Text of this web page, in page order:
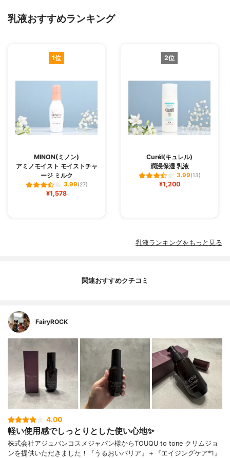
乳液おすすめランキング
1位
MINON(ミノン)
アミノモイスト モイストチャ
ージ ミルク
3.99(27)
¥1,578
2位
Curél(キュレル)
潤浸保湿 乳液
3.99(13)
¥1,200
乳液ランキングをもっと見る
関連おすすめクチコミ
FairyROCK
4.00
軽い使用感でしっとりとした使い心地✨
株式会社アジュバンコスメジャパン様からTOUQU to tone クリムジョ
ンを提供いただきました！『うるおいバリア』＋『エイジングケア*1』